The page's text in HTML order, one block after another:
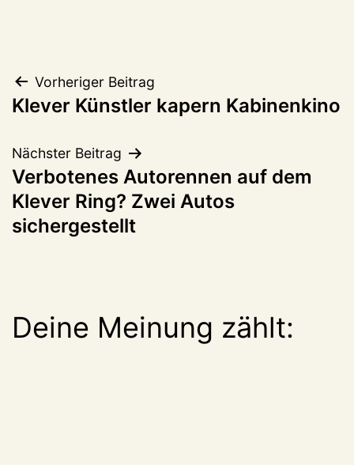
Beitragsnavigation
Vorheriger Beitrag
Klever Künstler kapern Kabinenkino
Nächster Beitrag
Verbotenes Autorennen auf dem
Klever Ring? Zwei Autos
sichergestellt
Deine Meinung zählt: